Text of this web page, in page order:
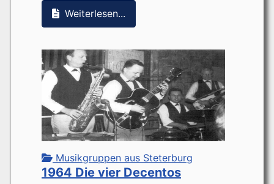
Weiterlesen...
Musikgruppen aus Steterburg
1964 Die vier Decentos